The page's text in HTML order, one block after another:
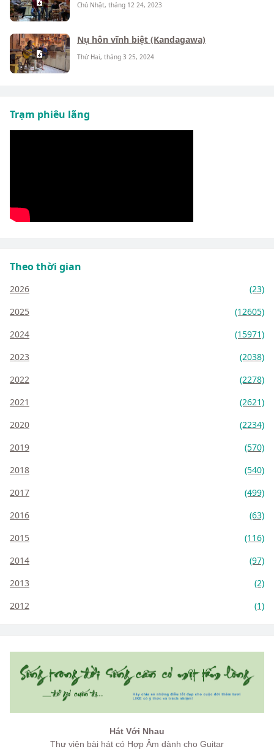
Chủ Nhật, tháng 12 24, 2023
Nụ hôn vĩnh biệt (Kandagawa)
Thứ Hai, tháng 3 25, 2024
Trạm phiêu lãng
Theo thời gian
2026
(23)
2025
(12605)
2024
(15971)
2023
(2038)
2022
(2278)
2021
(2621)
2020
(2234)
2019
(570)
2018
(540)
2017
(499)
2016
(63)
2015
(116)
2014
(97)
2013
(2)
2012
(1)
Hát Với Nhau
Thư viện bài hát có Hợp Âm dành cho Guitar